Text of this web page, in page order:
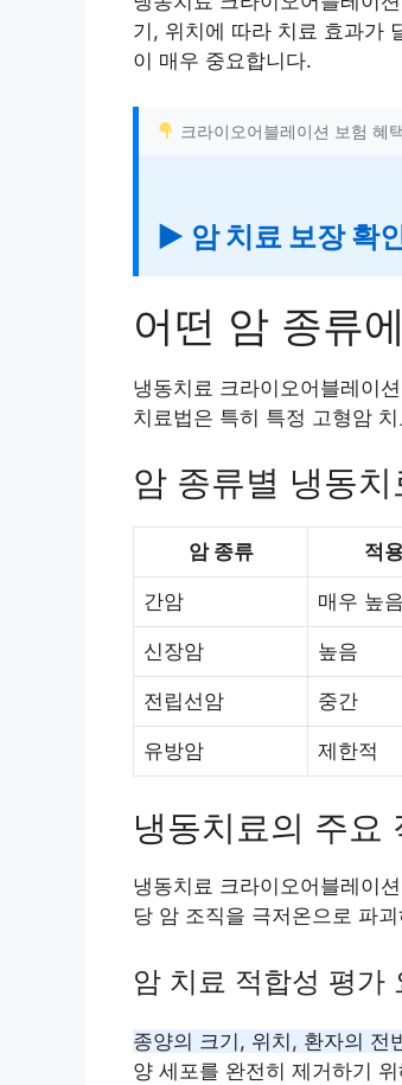
기, 위치에 따라 치료 효과가
이 매우 중요합니다.
크라이오어블레이션 보험 혜
▶ 암 치료 보장 확
어떤 암 종류
냉동치료 크라이오어블레이
치료법은 특히 특정 고형암
암 종류별 냉동
암 종류 적
간암 매우 높음
신장암 높음
전립선암 중간
유방암 제한적
냉동치료의 주요
냉동치료 크라이오어블레이
당 암 조직을 극저온으로 파
암 치료 적합성 평가
종양의 크기, 위치, 환자의 전
양 세포를 완전히 제거하기